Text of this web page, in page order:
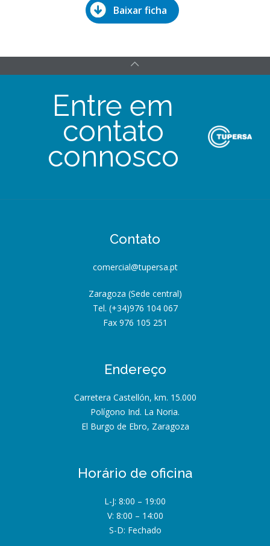
Baixar ficha
Entre em
contato
connosco
Contato
comercial@tupersa.pt
Zaragoza (Sede central)
Tel. (+34)976 104 067
Fax 976 105 251
Endereço
Carretera Castellón, km. 15.000
Polígono Ind. La Noria.
El Burgo de Ebro, Zaragoza
Horário de oficina
L-J: 8:00 – 19:00
V: 8:00 – 14:00
S-D: Fechado